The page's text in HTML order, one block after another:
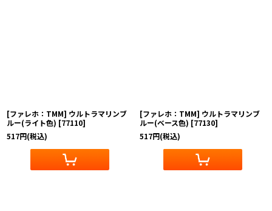
[ファレホ：TMM] ウルトラマリンブ
ルー(ライト色) [77110]
517円(税込)
[ファレホ：TMM] ウルトラマリンブ
ルー(ベース色) [77130]
517円(税込)